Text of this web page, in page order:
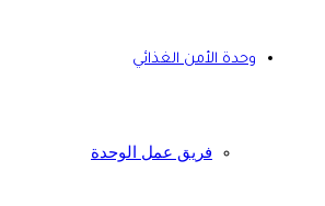
وحدة الأمن الغذائي
فريق عمل الوحدة